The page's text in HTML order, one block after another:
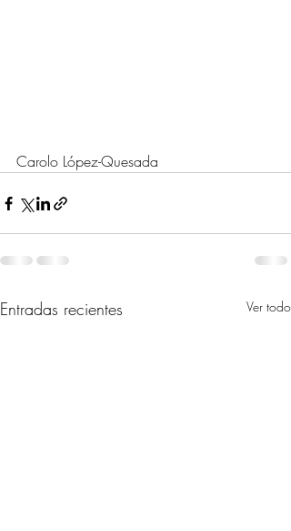
Carolo López-Quesada
Entradas recientes Ver todo